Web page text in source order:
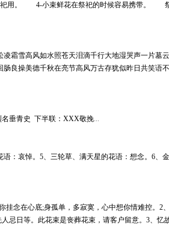
用。 4-小束鲜花在祭祀的时候容易携带。 祭
霜雪高风如水照苍天泪滴千行大地湿哭声一片墓
良操美德千秋在亮节高风万古存犹似昨日共笑语
名垂青史 下半联：XXX敬挽...
：哀悼。5、三轮草、满天星的花语：想念。6、金
念在心底;身孤单，多寂寞，心中想你情难控。2
忌日等。此花束是丧葬花束，请客户留意。3、忆